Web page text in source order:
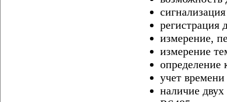
регистрация
измерение,
измерение
определение
учет
наличие